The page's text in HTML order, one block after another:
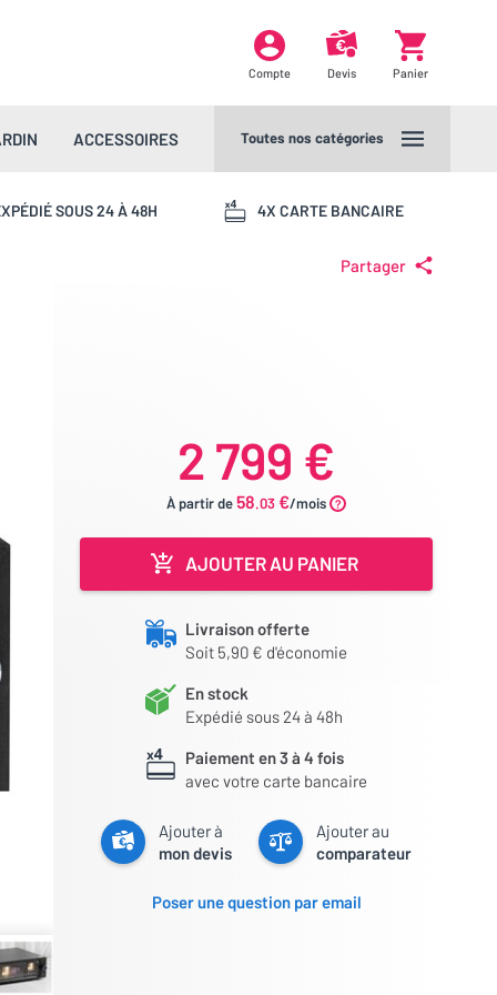
Compte Devis Panier
ACCESSOIRES Toutes nos catégories
SOUS 24 À 48H 4X CARTE BANCAIRE
Partager
2 799 €
À partir de58.03 €/mois
AJOUTER AU PANIER
Livraison offerte
Soit 5,90 € d'économie
En stock
Expédié sous 24 à 48h
Paiement en 3 à 4 fois
avec votre carte bancaire
Ajouter à
mon devis
Ajouter au
comparateur
Poser une question par email